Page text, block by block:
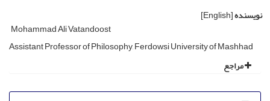
نویسنده[English]
Mohammad Ali Vatandoost
Assistant Professor of Philosophy, Ferdowsi University of Mashhad
مراجع